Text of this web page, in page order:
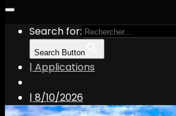
Search for:
Search Button
| Applications
| 8/10/2026